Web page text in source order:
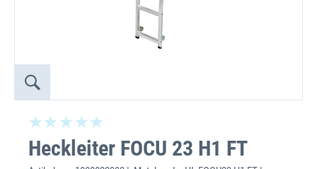
Heckleiter FOCU 23 H1 FT